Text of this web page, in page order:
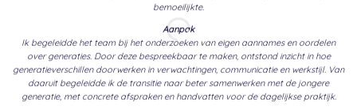
bemoeilijkte.
Aanpak
Ik begeleidde het team bij het onderzoeken van eigen aannames en oordelen
over generaties. Door deze bespreekbaar te maken, ontstond inzicht in hoe
generatieverschillen doorwerken in verwachtingen, communicatie en werkstijl. Van
daaruit begeleidde ik de transitie naar beter samenwerken met de jongere
generatie, met concrete afspraken en handvatten voor de dagelijkse praktijk.